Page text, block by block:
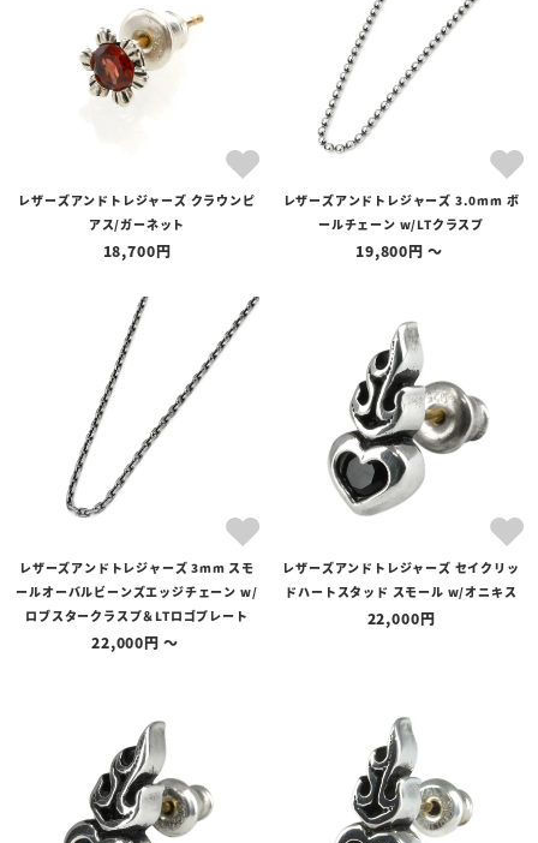
レザーズアンドトレジャーズ クラウンピ
アス/ガーネット
18,700
レザーズアンドトレジャーズ 3.0mm ボ
ールチェーン w/LTクラスプ
19,800 〜
レザーズアンドトレジャーズ 3mm スモ
ールオーバルビーンズエッジチェーン w/
ロブスタークラスプ＆LTロゴプレート
22,000 〜
レザーズアンドトレジャーズ セイクリッ
ドハートスタッド スモール w/オニキス
22,000